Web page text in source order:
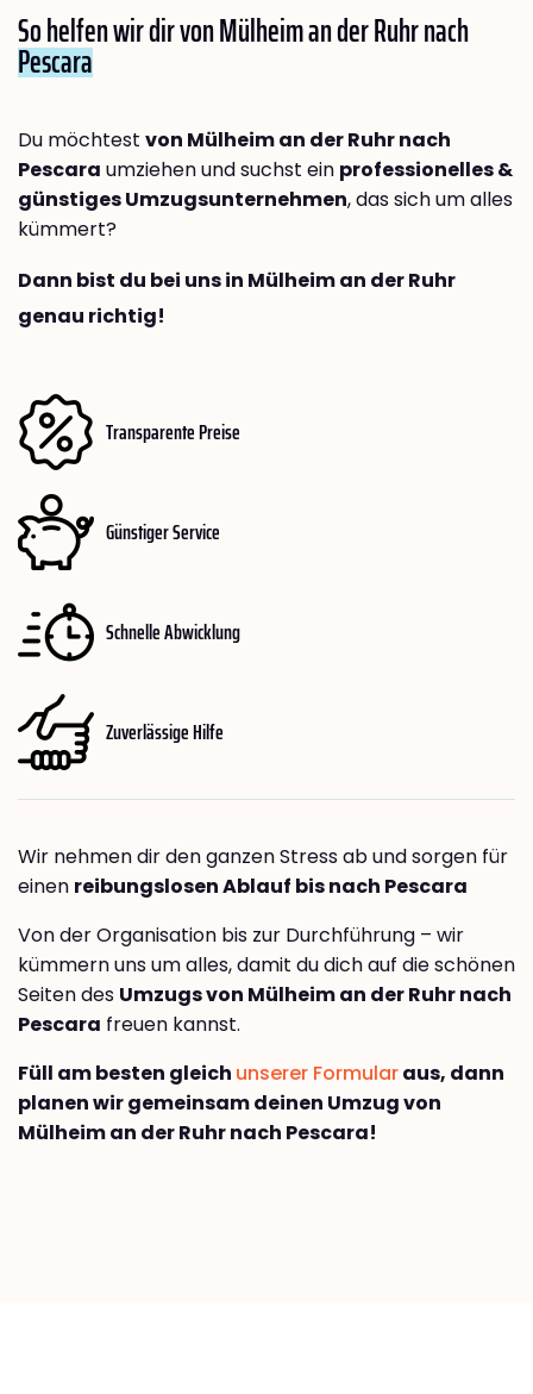
So helfen wir dir von Mülheim an der Ruhr nach
Pescara
Du möchtest von Mülheim an der Ruhr nach
Pescara umziehen und suchst ein professionelles &
günstiges Umzugsunternehmen, das sich um alles
kümmert?
Dann bist du bei uns in Mülheim an der Ruhr
genau richtig!
Transparente Preise
Günstiger Service
Schnelle Abwicklung
Zuverlässige Hilfe
Wir nehmen dir den ganzen Stress ab und sorgen für
einen reibungslosen Ablauf bis nach Pescara
Von der Organisation bis zur Durchführung – wir
kümmern uns um alles, damit du dich auf die schönen
Seiten des Umzugs von Mülheim an der Ruhr nach
Pescara freuen kannst.
Füll am besten gleich unserer Formularaus, dann
planen wir gemeinsam deinen Umzug von
Mülheim an der Ruhr nach Pescara!